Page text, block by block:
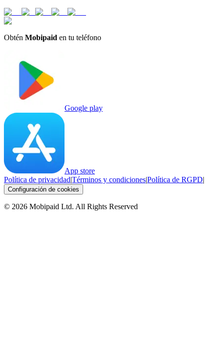
Obtén Mobipaid en tu teléfono
Google play
App store
Política de privacidad|Términos y condiciones|Política de RGPD|
Configuración de cookies
© 2026 Mobipaid Ltd. All Rights Reserved